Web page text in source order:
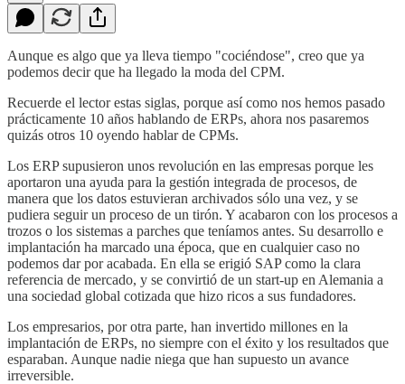
Aunque es algo que ya lleva tiempo "cociéndose", creo que ya
podemos decir que ha llegado la moda del CPM.
Recuerde el lector estas siglas, porque así como nos hemos pasado
prácticamente 10 años hablando de ERPs, ahora nos pasaremos
quizás otros 10 oyendo hablar de CPMs.
Los ERP supusieron unos revolución en las empresas porque les
aportaron una ayuda para la gestión integrada de procesos, de
manera que los datos estuvieran archivados sólo una vez, y se
pudiera seguir un proceso de un tirón. Y acabaron con los procesos a
trozos o los sistemas a parches que teníamos antes. Su desarrollo e
implantación ha marcado una época, que en cualquier caso no
podemos dar por acabada. En ella se erigió SAP como la clara
referencia de mercado, y se convirtió de un start-up en Alemania a
una sociedad global cotizada que hizo ricos a sus fundadores.
Los empresarios, por otra parte, han invertido millones en la
implantación de ERPs, no siempre con el éxito y los resultados que
esparaban. Aunque nadie niega que han supuesto un avance
irreversible.